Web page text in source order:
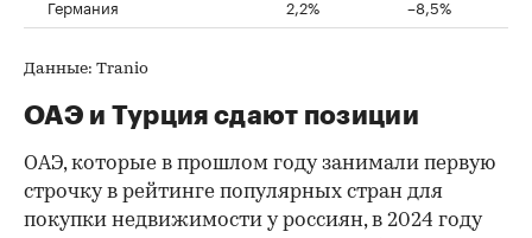
Германия
2,2% –8,5%
Данные: Tranio
ОАЭ и Турция сдают позиции
ОАЭ, которые в прошлом году занимали первую
строчку в рейтинге популярных стран для
покупки недвижимости у россиян, в 2024 году